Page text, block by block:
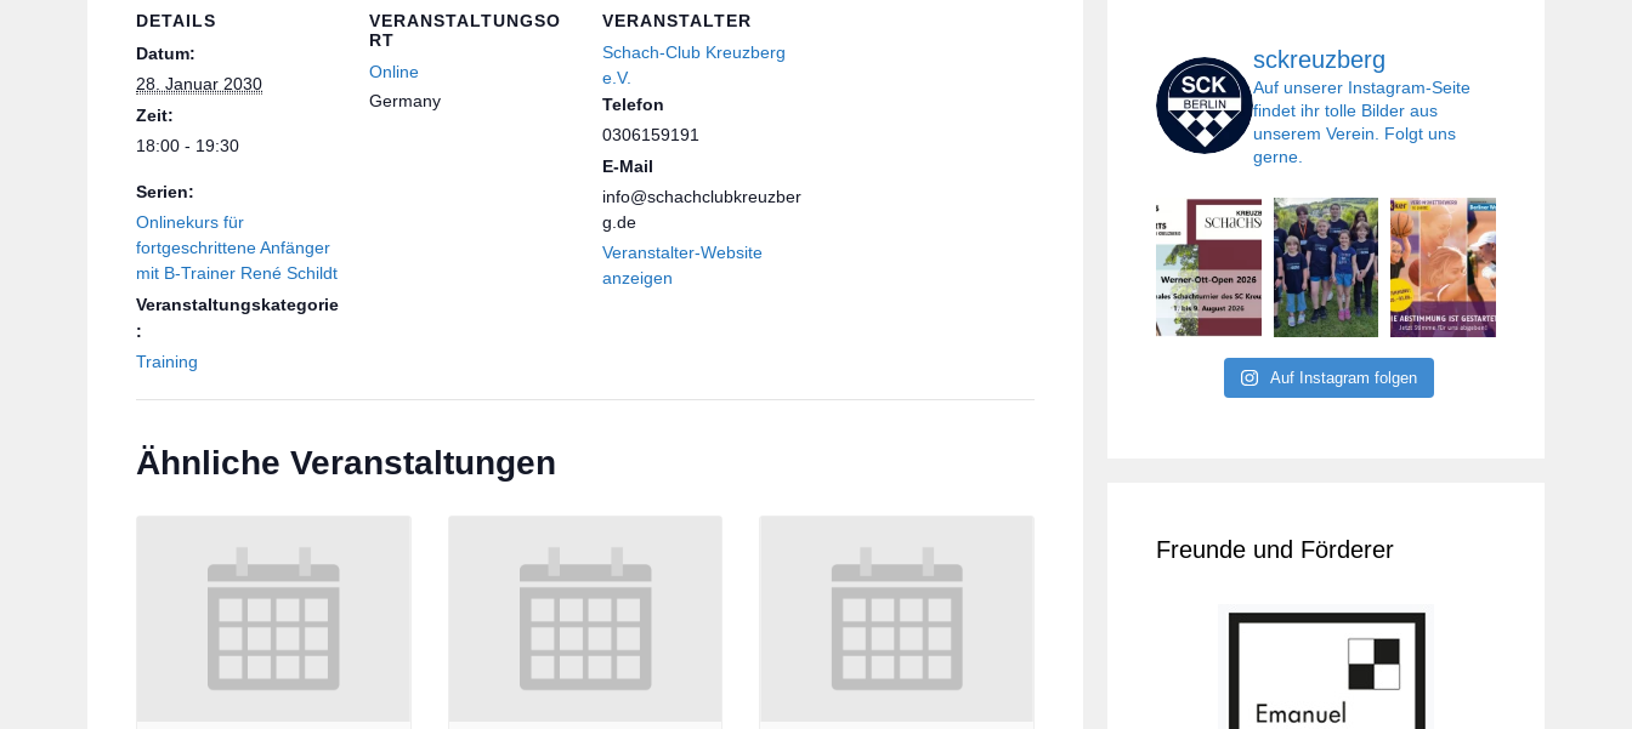
DETAILS
Datum:
28. Januar 2030
Zeit:
18:00 - 19:30
Serien:
Onlinekurs für
fortgeschrittene Anfänger
mit B-Trainer René Schildt
Veranstaltungskategorie
:
Training
VERANSTALTUNGSO
RT
Online
Germany
VERANSTALTER
Schach-Club Kreuzberg
e.V.
Telefon
0306159191
E-Mail
info@schachclubkreuzber
g.de
Veranstalter-Website
anzeigen
Ähnliche Veranstaltungen
sckreuzberg
Auf unserer Instagram-Seite
findet ihr tolle Bilder aus
unserem Verein. Folgt uns
gerne.
Auf Instagram folgen
Freunde und Förderer